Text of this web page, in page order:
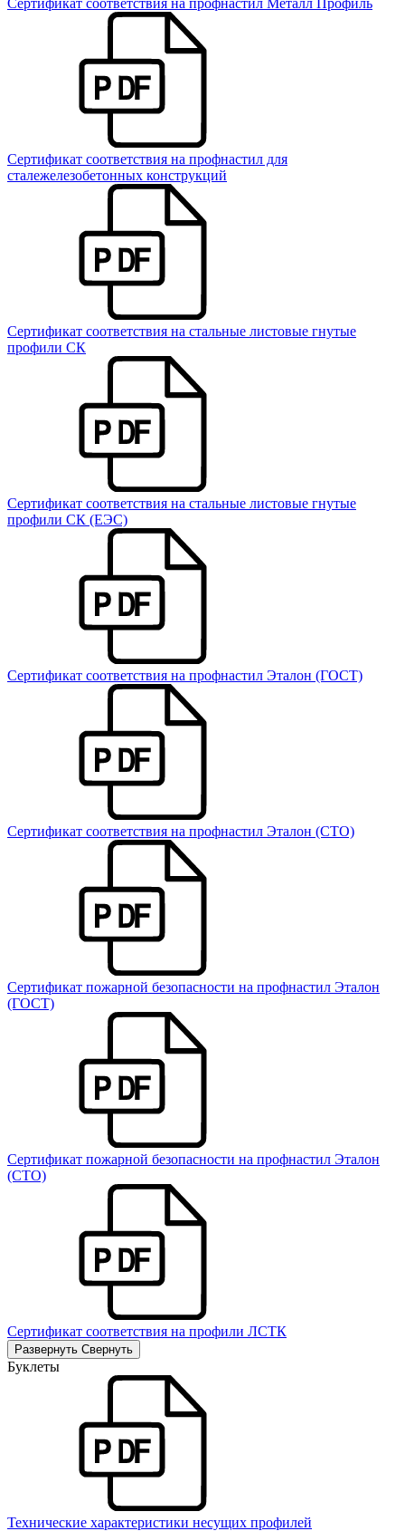
Сертификат соответствия на профнастил для
сталежелезобетонных конструкций
Сертификат соответствия на стальные листовые гнутые
профили СК
Сертификат соответствия на стальные листовые гнутые
профили СК (ЕЭС)
Сертификат соответствия на профнастил Эталон (ГОСТ)
Сертификат соответствия на профнастил Эталон (СТО)
Сертификат пожарной безопасности на профнастил Эталон
(ГОСТ)
Сертификат пожарной безопасности на профнастил Эталон
(СТО)
Сертификат соответствия на профили ЛСТК
Развернуть Свернуть
Буклеты
Технические характеристики несущих профилей